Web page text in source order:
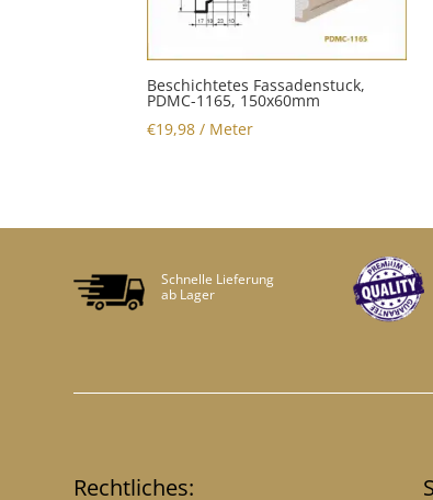
Beschichtetes Fassadenstuck,
PDMC-1165, 150x60mm
€19,98 / Meter
Schnelle Lieferung
ab Lager
Rechtliches: